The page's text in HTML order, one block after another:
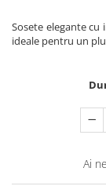
Sosete elegante
ideale pentru un
Ai